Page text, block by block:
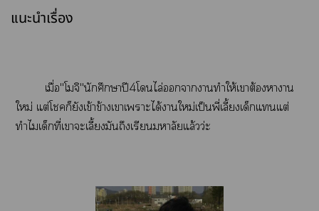
แนะนำเรื่อง
เมื่อ"โมจิ"นักศึกษาปี4โไล่าาทำให้เาต้องาาน
ใหม่ แต่โก็ยังเข้าข้างเาเาะได้าใหม่เป็นพี่เลี้ยงเด็กแแต่
ทำไมเด็กที่เาะเลี้ยงมันถึงเรียนมหาลัยแล้วว่ะ